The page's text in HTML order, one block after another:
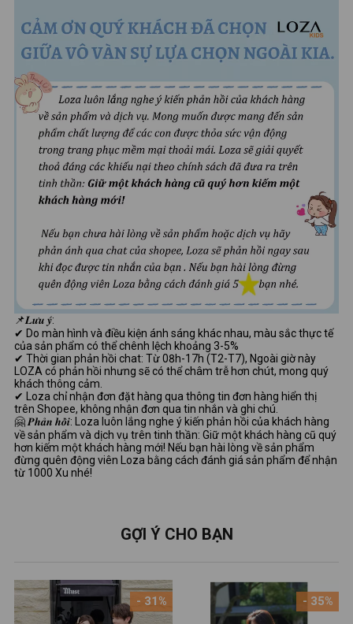
📌𝑳𝒖̛𝒖 𝒚́:
✔ Do màn hình và điều kiện ánh sáng khác nhau, màu sắc thực tế
của sản phẩm có thể chênh lệch khoảng 3-5%
✔ Thời gian phản hồi chat: Từ 08h-17h (T2-T7), Ngoài giờ này
LOZA có phản hồi nhưng sẽ có thể châm trễ hơn chút, mong quý
khách thông cảm.
✔ Loza chỉ nhận đơn đặt hàng qua thông tin đơn hàng hiển thị
trên Shopee, không nhận đơn qua tin nhắn và ghi chú.
🤗 𝑷𝒉𝒂̉𝒏 𝒉𝒐̂̀𝒊: Loza luôn lắng nghe ý kiến phản hồi của khách hàng
về sản phẩm và dịch vụ trên tinh thần: Giữ một khách hàng cũ quý
hơn kiếm một khách hàng mới! Nếu bạn hài lòng về sản phẩm
đừng quên động viên Loza bằng cách đánh giá sản phẩm để nhận
từ 1000 Xu nhé!
GỢI Ý CHO BẠN
- 31% - 35%